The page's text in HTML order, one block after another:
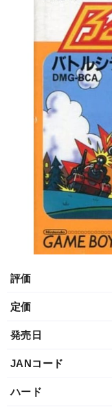
評価
定価
発売日
JANコード
ハード